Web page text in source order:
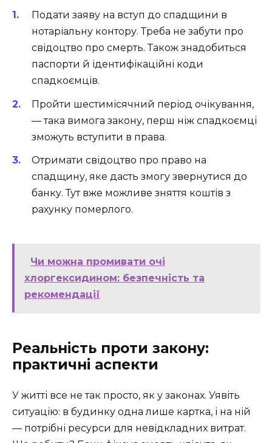
Подати заяву на вступ до спадщини в
нотаріальну контору. Треба не забути про
свідоцтво про смерть. Також знадобиться
паспорти й ідентифікаційні коди
спадкоємців.
Пройти шестимісячний період очікування,
— така вимога закону, перш ніж спадкоємці
зможуть вступити в права.
Отримати свідоцтво про право на
спадщину, яке дасть змогу звернутися до
банку. Тут вже можливе зняття коштів з
рахунку померлого.
Чи можна промивати очі
хлоргексидином: безпечність та
рекомендації
Реальність проти закону:
практичні аспекти
У житті все не так просто, як у законах. Уявіть
ситуацію: в будинку одна лише картка, і на ній
— потрібні ресурси для невідкладних витрат.